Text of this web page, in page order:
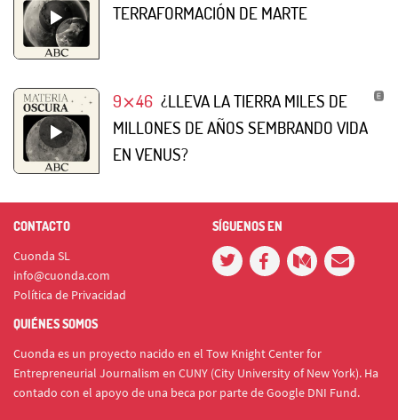
TERRAFORMACIÓN DE MARTE
9⨯46 ¿LLEVA LA TIERRA MILES DE
MILLONES DE AÑOS SEMBRANDO VIDA
EN VENUS?
CONTACTO
Cuonda SL
info@cuonda.com
Política de Privacidad
SÍGUENOS EN
QUIÉNES SOMOS
Cuonda es un proyecto nacido en el Tow Knight Center for
Entrepreneurial Journalism en CUNY (City University of New York). Ha
contado con el apoyo de una beca por parte de Google DNI Fund.